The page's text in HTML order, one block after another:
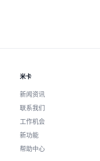
米卡
新闻资讯
联系我们
工作机会
新功能
帮助中心